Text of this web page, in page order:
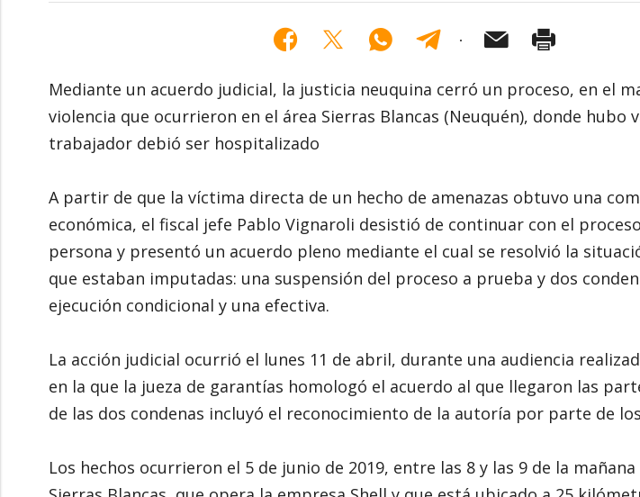
Mediante un acuerdo judicial, la justicia neuquina cerró un proceso, en el
violencia que ocurrieron en el área Sierras Blancas (Neuquén), donde hubo
trabajador debió ser hospitalizado
A partir de que la víctima directa de un hecho de amenazas obtuvo una
económica, el fiscal jefe Pablo Vignaroli desistió de continuar con el
persona y presentó un acuerdo pleno mediante el cual se resolvió la
que estaban imputadas: una suspensión del proceso a prueba y dos
ejecución condicional y una efectiva.
La acción judicial ocurrió el lunes 11 de abril, durante una audiencia
en la que la jueza de garantías homologó el acuerdo al que llegaron las
de las dos condenas incluyó el reconocimiento de la autoría por parte de
Los hechos ocurrieron el 5 de junio de 2019, entre las 8 y las 9 de la